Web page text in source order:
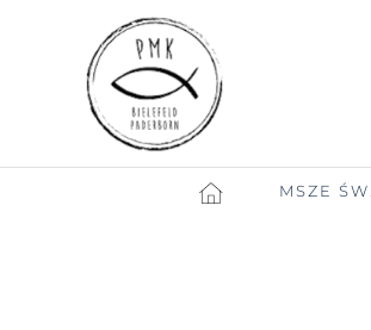
MSZE ŚW.